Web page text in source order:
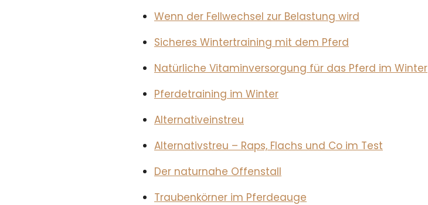
Wenn der Fellwechsel zur Belastung wird
Sicheres Wintertraining mit dem Pferd
Natürliche Vitaminversorgung für das Pferd im Winter
Pferdetraining im Winter
Alternativeinstreu
Alternativstreu – Raps, Flachs und Co im Test
Der naturnahe Offenstall
Traubenkörner im Pferdeauge